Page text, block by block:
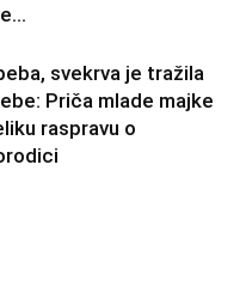
svekrva je tražila
Priča mlade majke
raspravu o